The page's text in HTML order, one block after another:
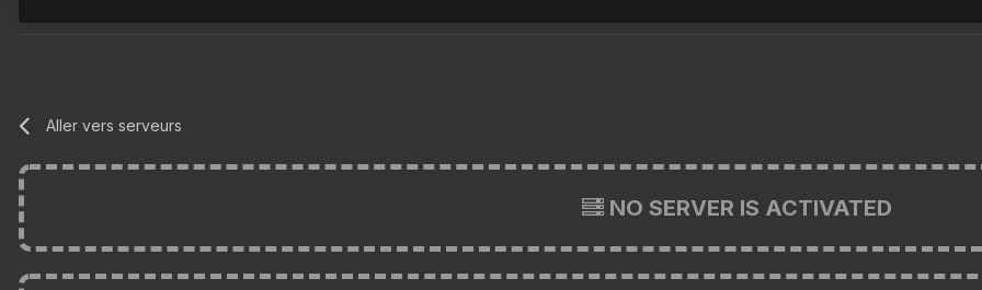
Aller vers serveurs
NO SERVER IS ACTIVATED